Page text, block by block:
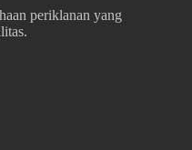
periklanan yang